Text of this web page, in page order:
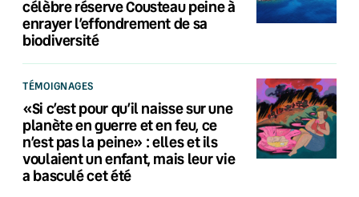
célèbre réserve Cousteau peine à
enrayer l’effondrement de sa
biodiversité
TÉMOIGNAGES
«Si c’est pour qu’il naisse sur une
planète en guerre et en feu, ce
n’est pas la peine» : elles et ils
voulaient un enfant, mais leur vie
a basculé cet été